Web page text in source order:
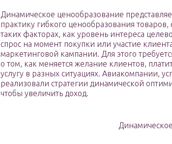
Динамическое ценообразование
практику гибкого ценообразования
таких факторах, как уровень интереса
спрос на момент покупки или участие
маркетинговой кампании. Для этого
о том, как меняется желание клиентов,
услугу в разных ситуациях. Авиакомпании,
реализовали стратегии динамической
чтобы увеличить доход.